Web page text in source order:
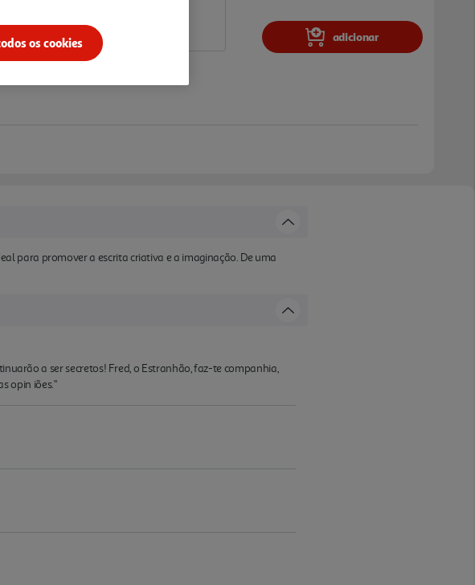
adicionar
para promover a escrita criativa e a imaginação. De uma
a ser secretos! Fred, o Estranhão, faz-te companhia,
opin iões."
os cookies